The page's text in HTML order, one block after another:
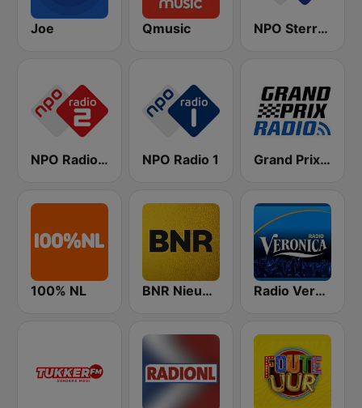
Joe Qmusic NPO Sterren
NPO Radio 2 NPO Radio 1 Grand Prix Radio
100% NL BNR Nieuwsradio Radio Veronica